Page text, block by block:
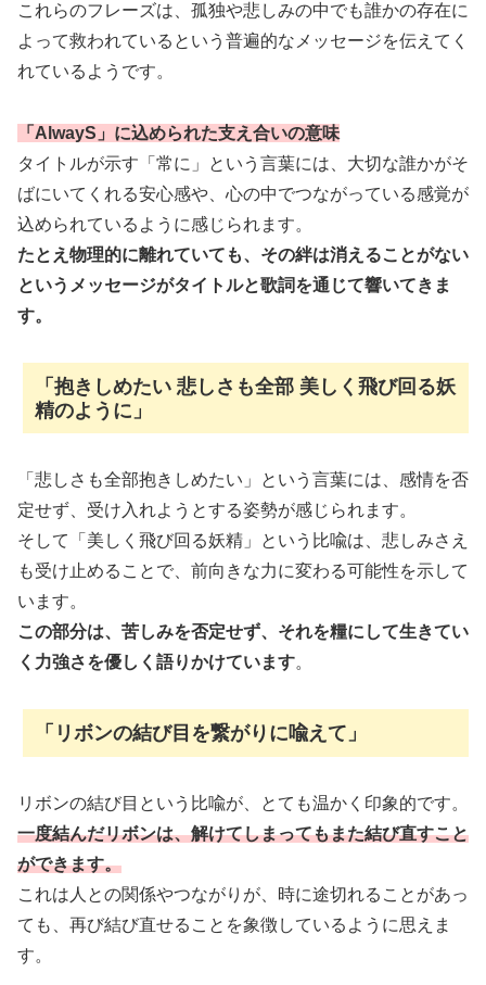
これらのフレーズは、孤独や悲しみの中でも誰かの存在に
よって救われているという普遍的なメッセージを伝えてく
れているようです。
「AlwayS」に込められた支え合いの意味
タイトルが示す「常に」という言葉には、大切な誰かがそ
ばにいてくれる安心感や、心の中でつながっている感覚が
込められているように感じられます。
たとえ物理的に離れていても、その絆は消えることがない
というメッセージがタイトルと歌詞を通じて響いてきま
す。
「抱きしめたい 悲しさも全部 美しく飛び回る妖
精のように」
「悲しさも全部抱きしめたい」という言葉には、感情を否
定せず、受け入れようとする姿勢が感じられます。
そして「美しく飛び回る妖精」という比喩は、悲しみさえ
も受け止めることで、前向きな力に変わる可能性を示して
います。
この部分は、苦しみを否定せず、それを糧にして生きてい
く力強さを優しく語りかけています。
「リボンの結び目を繋がりに喩えて」
リボンの結び目という比喩が、とても温かく印象的です。
一度結んだリボンは、解けてしまってもまた結び直すこと
ができます。
これは人との関係やつながりが、時に途切れることがあっ
ても、再び結び直せることを象徴しているように思えま
す。